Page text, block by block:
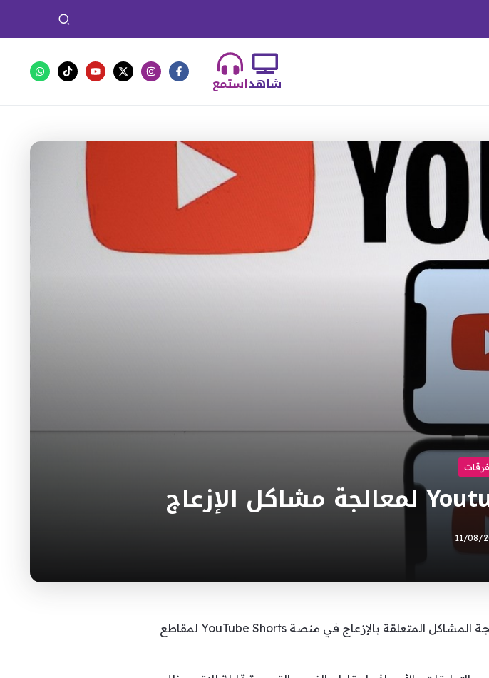
استمعشاهد
11/08/
أعلنت شركة يوتيوب عن سلسلة من التحديثات التي تهدف إلى معالجة المشاكل المتعلقة بالإزعاج في منصة YouTube Shorts لمقاطع